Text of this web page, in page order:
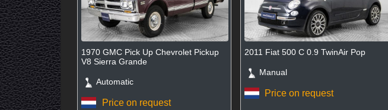
1970 GMC Pick Up Chevrolet Pickup
V8 Sierra Grande
Automatic
Price on request
2011 Fiat 500 C 0.9 TwinAir Pop
Manual
Price on request